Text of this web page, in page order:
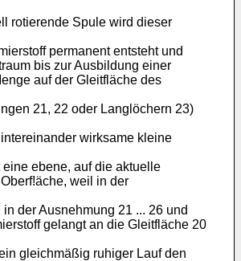
rotierende Spule wird dieser
permanent entsteht und
bis zur Ausbildung einer
auf der Gleitfläche des
21, 22 oder Langlöchern 23)
wirksame kleine
ebene, auf die aktuelle
weil in der
der Ausnehmung 21 ... 26 und
gelangt an die Gleitfläche 20
gleichmäßig ruhiger Lauf den